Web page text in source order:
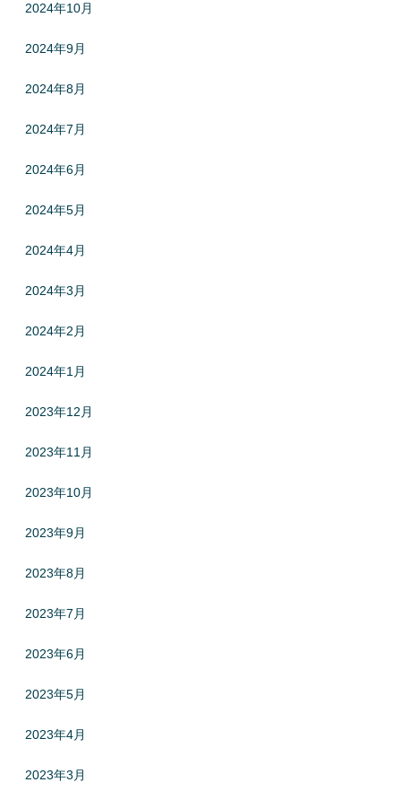
2024年10月
2024年9月
2024年8月
2024年7月
2024年6月
2024年5月
2024年4月
2024年3月
2024年2月
2024年1月
2023年12月
2023年11月
2023年10月
2023年9月
2023年8月
2023年7月
2023年6月
2023年5月
2023年4月
2023年3月